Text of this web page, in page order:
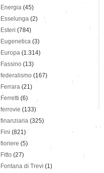
Energia (45)
Esselunga (2)
Esteri (784)
Eugenetica (3)
Europa (1.314)
Fassino (13)
federalismo (167)
Ferrara (21)
Ferretti (6)
ferrovie (133)
finanziaria (325)
Fini (821)
fioriere (5)
Fitto (27)
Fontana di Trevi (1)